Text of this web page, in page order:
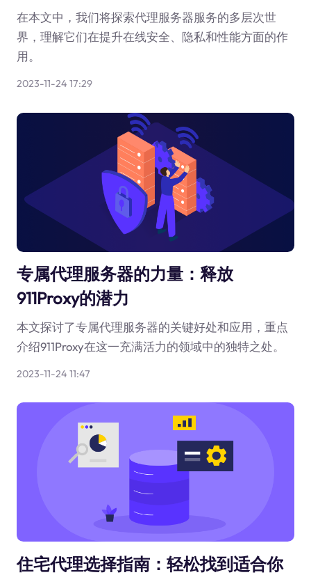
在本文中，我们将探索代理服务器服务的多层次世
界，理解它们在提升在线安全、隐私和性能方面的作
用。
2023-11-24 17:29
专属代理服务器的力量：释放
911Proxy的潜力
本文探讨了专属代理服务器的关键好处和应用，重点
介绍911Proxy在这一充满活力的领域中的独特之处。
2023-11-24 11:47
住宅代理选择指南：轻松找到适合你